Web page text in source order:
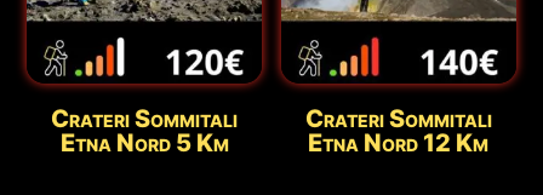
Crateri Sommitali
Etna Nord 5 Km
Crateri Sommitali
Etna Nord 12 Km